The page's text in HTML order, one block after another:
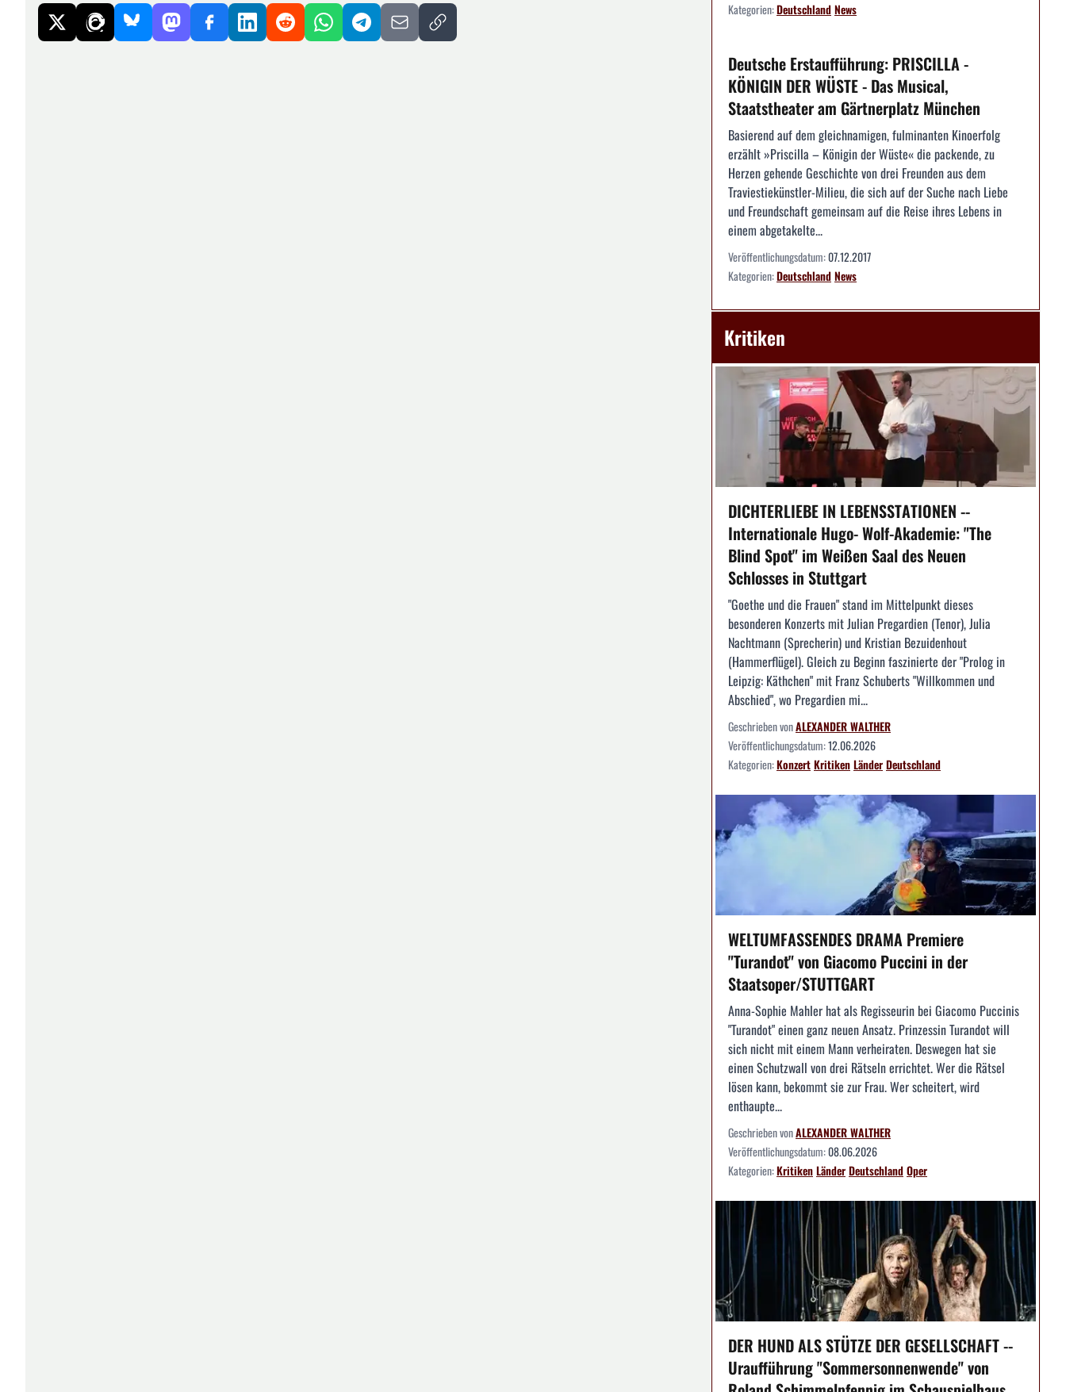
Kategorien:DeutschlandNews
Deutsche Erstaufführung: PRISCILLA -
KÖNIGIN DER WÜSTE - Das Musical,
Staatstheater am Gärtnerplatz München
Basierend auf dem gleichnamigen, fulminanten Kinoerfolg
erzählt »Priscilla – Königin der Wüste« die packende, zu
Herzen gehende Geschichte von drei Freunden aus dem
Traviestiekünstler-Milieu, die sich auf der Suche nach Liebe
und Freundschaft gemeinsam auf die Reise ihres Lebens in
einem abgetakelte...
Veröffentlichungsdatum:07.12.2017
Kategorien:DeutschlandNews
Kritiken
DICHTERLIEBE IN LEBENSSTATIONEN --
Internationale Hugo- Wolf-Akademie: "The
Blind Spot" im Weißen Saal des Neuen
Schlosses in Stuttgart
"Goethe und die Frauen" stand im Mittelpunkt dieses
besonderen Konzerts mit Julian Pregardien (Tenor), Julia
Nachtmann (Sprecherin) und Kristian Bezuidenhout
(Hammerflügel). Gleich zu Beginn faszinierte der "Prolog in
Leipzig: Käthchen" mit Franz Schuberts "Willkommen und
Abschied", wo Pregardien mi...
Geschrieben vonALEXANDER WALTHER
Veröffentlichungsdatum:12.06.2026
Kategorien:KonzertKritikenLänderDeutschland
WELTUMFASSENDES DRAMA Premiere
"Turandot" von Giacomo Puccini in der
Staatsoper/STUTTGART
Anna-Sophie Mahler hat als Regisseurin bei Giacomo Puccinis
"Turandot" einen ganz neuen Ansatz. Prinzessin Turandot will
sich nicht mit einem Mann verheiraten. Deswegen hat sie
einen Schutzwall von drei Rätseln errichtet. Wer die Rätsel
lösen kann, bekommt sie zur Frau. Wer scheitert, wird
enthaupte...
Geschrieben vonALEXANDER WALTHER
Veröffentlichungsdatum:08.06.2026
Kategorien:KritikenLänderDeutschlandOper
DER HUND ALS STÜTZE DER GESELLSCHAFT --
Uraufführung "Sommersonnenwende" von